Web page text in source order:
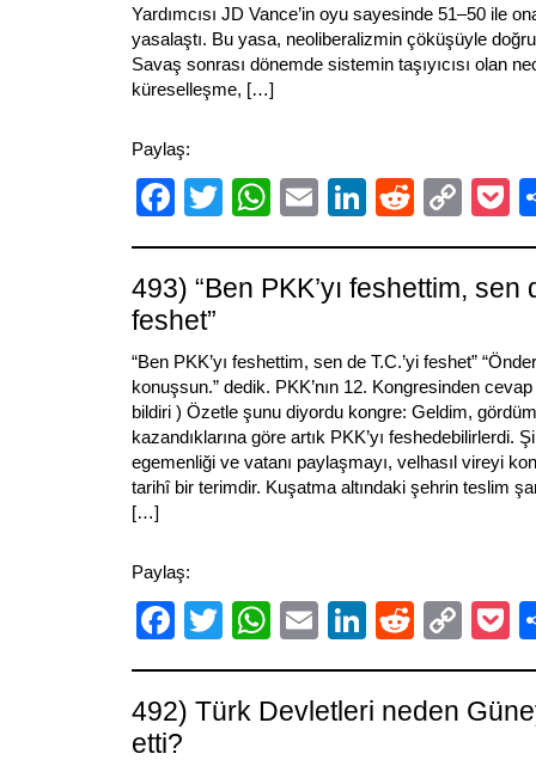
Yardımcısı JD Vance’in oyu sayesinde 51–50 ile
yasalaştı. Bu yasa, neoliberalizmin çöküşüyle
Savaş sonrası dönemde sistemin taşıyıcısı olan
küreselleşme, […]
Paylaş:
Facebook
TwitterWhatsApp
EmailLinkedIn
Reddit
Link
493) “Ben PKK’yı feshettim, sen
feshet”
“Ben PKK’yı feshettim, sen de T.C.’yi feshet”
konuşsun.” dedik. PKK’nın 12. Kongresinden
bildiri ) Özetle şunu diyordu kongre: Geldim,
kazandıklarına göre artık PKK’yı feshedebilirlerdi.
egemenliği ve vatanı paylaşmayı, velhasıl vireyi
tarihî bir terimdir. Kuşatma altındaki şehrin teslim
[…]
Paylaş:
Facebook
TwitterWhatsApp
EmailLinkedIn
Reddit
Link
492) Türk Devletleri neden Güney
etti?